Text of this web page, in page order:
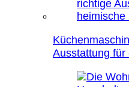
Ausstattung